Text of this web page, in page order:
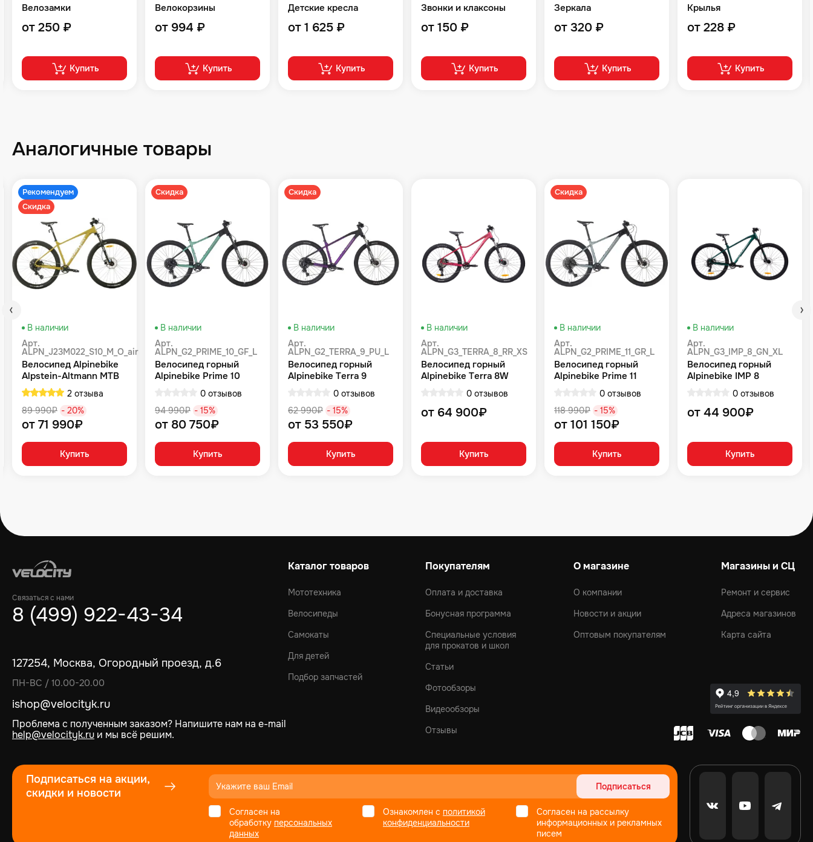
Велозамки
от 250 ₽
Купить
Велокорзины
от 994 ₽
Купить
Детские кресла
от 1 625 ₽
Купить
Звонки и клаксоны
от 150 ₽
Купить
Зеркала
от 320 ₽
Купить
Крылья
от 228 ₽
Купить
Аналогичные товары
Рекомендуем
Скидка
В наличии
Арт.
ALPN_J23M022_S10_M_O_air
Велосипед Alpinebike
Alpstein-Altmann MTB
10 air цвет оливковый
2 отзыва
89 990₽ - 20%
от 71 990₽
Купить
Скидка
В наличии
Арт.
ALPN_G2_PRIME_10_GF_L
Велосипед горный
Alpinebike Prime 10
туманный зеленый
0 отзывов
94 990₽ - 15%
от 80 750₽
Купить
Скидка
В наличии
Арт.
ALPN_G2_TERRA_9_PU_L
Велосипед горный
Alpinebike Terra 9
фиолетовый космос
0 отзывов
62 990₽ - 15%
от 53 550₽
Купить
В наличии
Арт.
ALPN_G3_TERRA_8_RR_XS
Велосипед горный
Alpinebike Terra 8W
0 отзывов
от 64 900₽
Купить
Скидка
В наличии
Арт.
ALPN_G2_PRIME_11_GR_L
Велосипед горный
Alpinebike Prime 11
громовой серый0 отзывов
118 990₽ - 15%
от 101 150₽
Купить
В наличии
Арт.
ALPN_G3_IMP_8_GN_XL
Велосипед горный
Alpinebike IMP 8
0 отзывов
от 44 900₽
Купить
Связаться с нами
8 (499) 922-43-34
Каталог товаров
Мототехника
Велосипеды
Самокаты
Для детей
Подбор запчастей
Покупателям
Оплата и доставка
Бонусная программа
Специальные условия
для прокатов и школ
Статьи
Фотообзоры
Видеообзоры
Отзывы
О магазине
О компании
Новости и акции
Оптовым покупателям
Магазины и СЦ
Ремонт и сервис
Адреса магазинов
Карта сайта
127254, Москва, Огородный проезд, д.6
ПН-ВС / 10.00-20.00
ishop@velocityk.ru
Проблема с полученным заказом? Напишите нам на e-mail
help@velocityk.ru и мы всё решим.
Подписаться на акции,
скидки и новости
Подписаться
Согласен на
обработку персональных
данных
Ознакомлен с политикой
конфиденциальности
Согласен на рассылку
информационных и рекламных
писем